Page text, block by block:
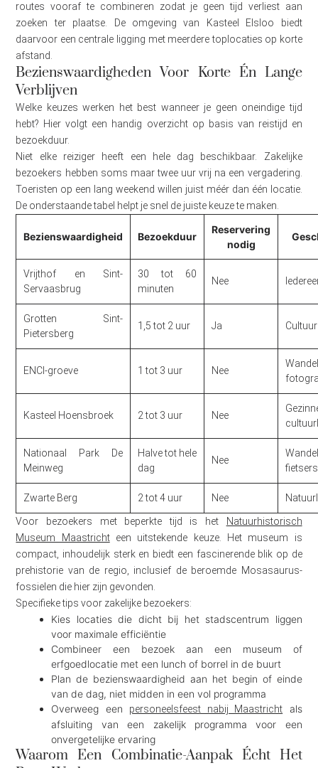
routes vooraf te combineren zodat je geen tijd verliest aan
zoeken ter plaatse. De omgeving van Kasteel Elsloo biedt
daarvoor een centrale ligging met meerdere toplocaties op korte
afstand.
Bezienswaardigheden Voor Korte Én Lange
Verblijven
Welke keuzes werken het best wanneer je geen oneindige tijd
hebt? Hier volgt een handig overzicht op basis van reistijd en
bezoekduur.
Niet elke reiziger heeft een hele dag beschikbaar. Zakelijke
bezoekers hebben soms maar twee uur vrij na een vergadering.
Toeristen op een lang weekend willen juist méér dan één locatie.
De onderstaande tabel helpt je snel de juiste keuze te maken.
Bezienswaardigheid Bezoekduur
Reservering
nodig
Vrijthof en Sint-
Servaasbrug
30 tot 60
minuten
Nee
Grotten Sint-
Pietersberg
1,5 tot 2 uur Ja
ENCI-groeve 1 tot 3 uur Nee
Kasteel Hoensbroek 2 tot 3 uur Nee
Nationaal Park De
Meinweg
Halve tot hele
dag
Nee
fietsers
Zwarte Berg 2 tot 4 uur Nee
Voor bezoekers met beperkte tijd is het
Natuurhistorisch
Museum Maastrichteen uitstekende keuze. Het museum is
compact, inhoudelijk sterk en biedt een fascinerende blik op de
prehistorie van de regio, inclusief de beroemde Mosasaurus-
fossielen die hier zijn gevonden.
Specifieke tips voor zakelijke bezoekers:
Kies locaties die dicht bij het stadscentrum liggen
voor maximale efficiëntie
Combineer een bezoek aan een museum of
erfgoedlocatie met een lunch of borrel in de buurt
Plan de bezienswaardigheid aan het begin of einde
van de dag, niet midden in een vol programma
Overweeg een personeelsfeest nabij Maastricht als
afsluiting van een zakelijk programma voor een
onvergetelijke ervaring
Waarom Een Combinatie-Aanpak Écht Het